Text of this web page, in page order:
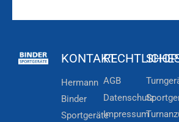
KONTAKT
Hermann
Binder
Sportgeräte
AGB
Datenschutz
Impressum
SHOP